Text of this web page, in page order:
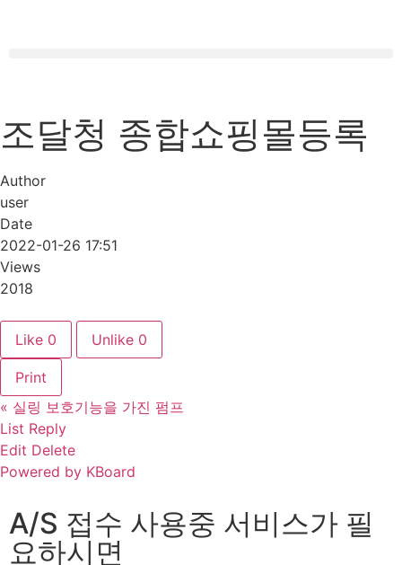
조달청 종합쇼핑몰등록
Author
user
Date
2022-01-26 17:51
Views
2018
Like 0 Unlike 0
Print
« 실링 보호기능을 가진 펌프
List Reply
Edit Delete
Powered by KBoard
A/S 접수 사용중 서비스가 필
요하시면